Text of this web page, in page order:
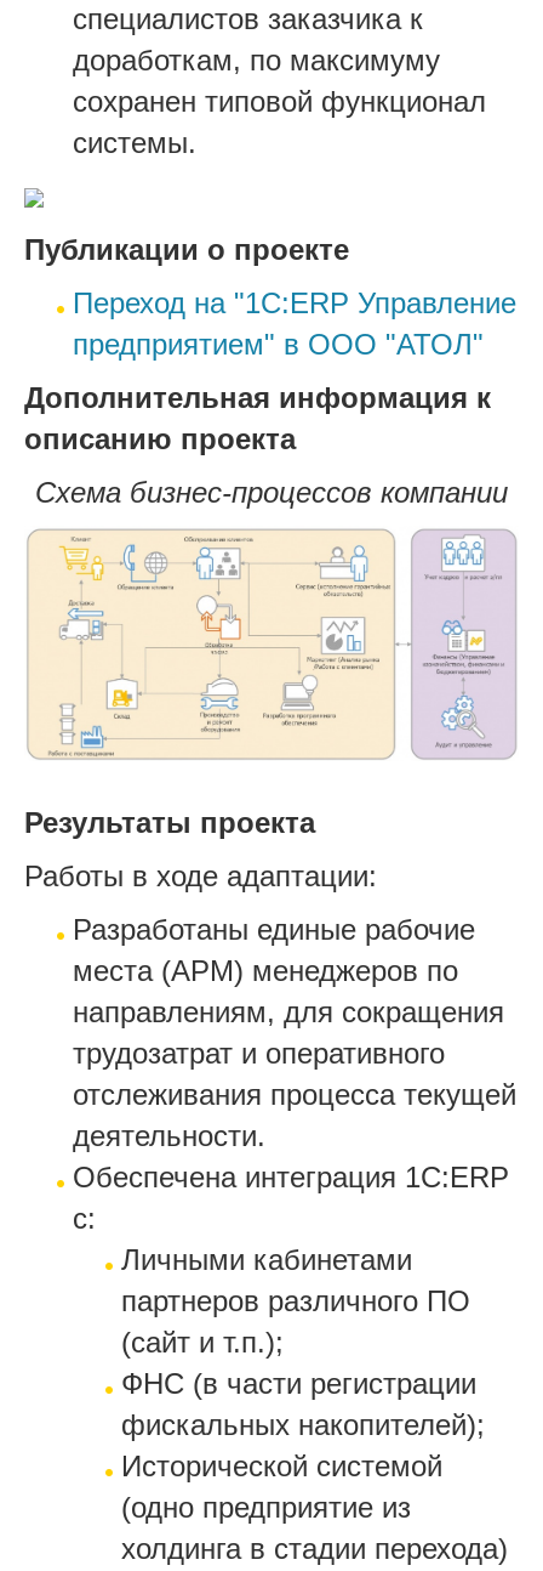
специалистов заказчика к
доработкам, по максимуму
сохранен типовой функционал
системы.
Публикации о проекте
Переход на "1C:ERP Управление
предприятием" в ООО "АТОЛ"
Дополнительная информация к
описанию проекта
Схема бизнес-процессов компании
Результаты проекта
Работы в ходе адаптации:
Разработаны единые рабочие
места (APM) менеджеров по
направлениям, для сокращения
трудозатрат и оперативного
отслеживания процесса текущей
деятельности.
Обеспечена интеграция 1C:ERP
с:
Личными кабинетами
партнеров различного ПО
(сайт и т.п.);
ФНС (в части регистрации
фискальных накопителей);
Исторической системой
(одно предприятие из
холдинга в стадии перехода)